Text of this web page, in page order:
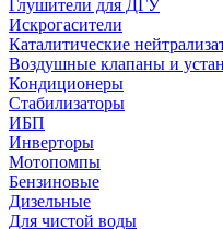
Глушители для ДГУ
Искрогасители
Каталитические
Воздушные клапаны и
Кондиционеры
Стабилизаторы
ИБП
Инверторы
Мотопомпы
Бензиновые
Дизельные
Для чистой воды